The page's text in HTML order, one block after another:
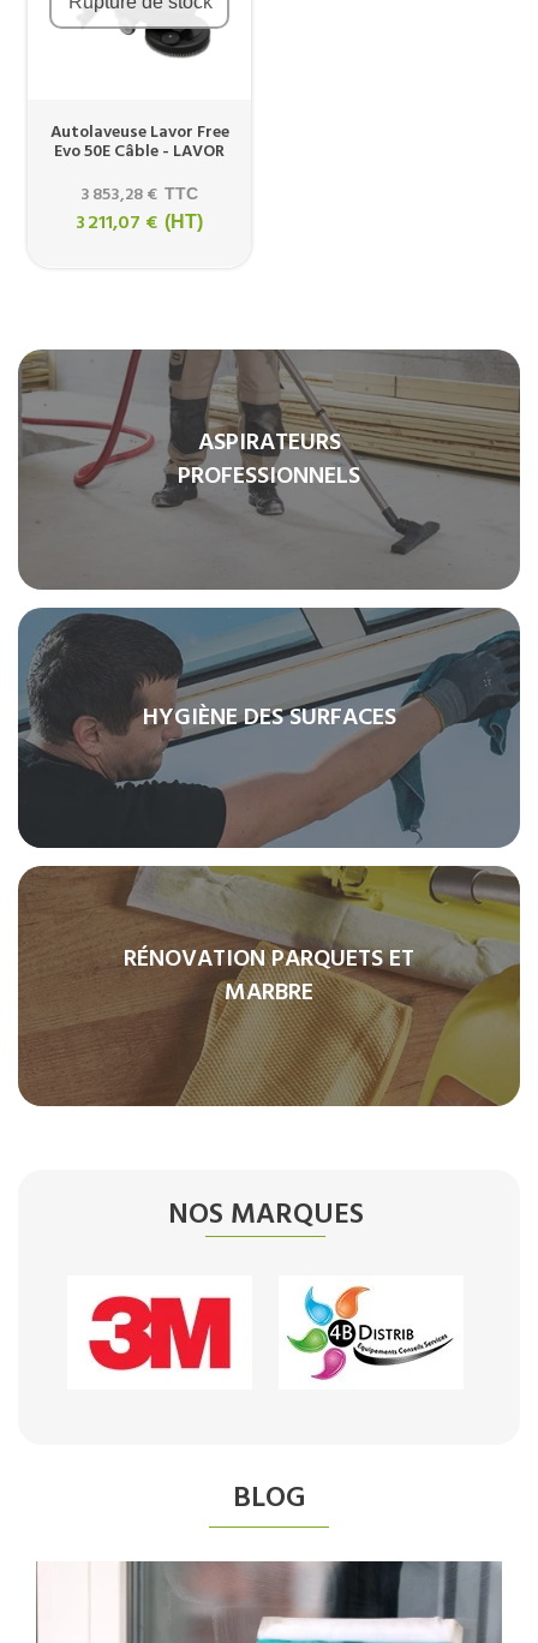
Autolaveuse Lavor Free
Evo 50E Câble - LAVOR
3 853,28 € TTC
3 211,07 € (HT)
ASPIRATEURS
PROFESSIONNELS
HYGIÈNE DES SURFACES
RÉNOVATION PARQUETS ET
MARBRE
NOS MARQUES
BLOG